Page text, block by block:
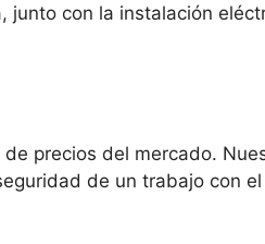
con la instalación
precios del mercado.
de un trabajo con